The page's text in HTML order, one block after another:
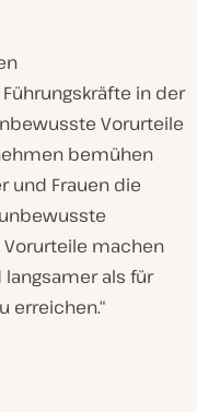
in der
Vorurteile
bemühen
und Frauen die
machen
als für
erreichen.“